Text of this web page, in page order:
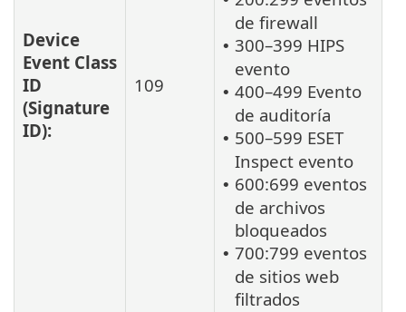
Device
Event Class
ID
(Signature
ID):
109
de firewall
• 300–399 HIPS
evento
• 400–499 Evento
de auditoría
• 500–599 ESET
Inspect evento
• 600:699 eventos
de archivos
bloqueados
• 700:799 eventos
de sitios web
filtrados